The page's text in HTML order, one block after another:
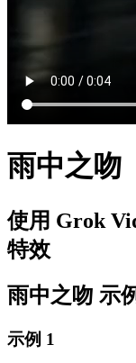
雨中之吻
使用 Grok
特效
雨中之吻 示
示例 1